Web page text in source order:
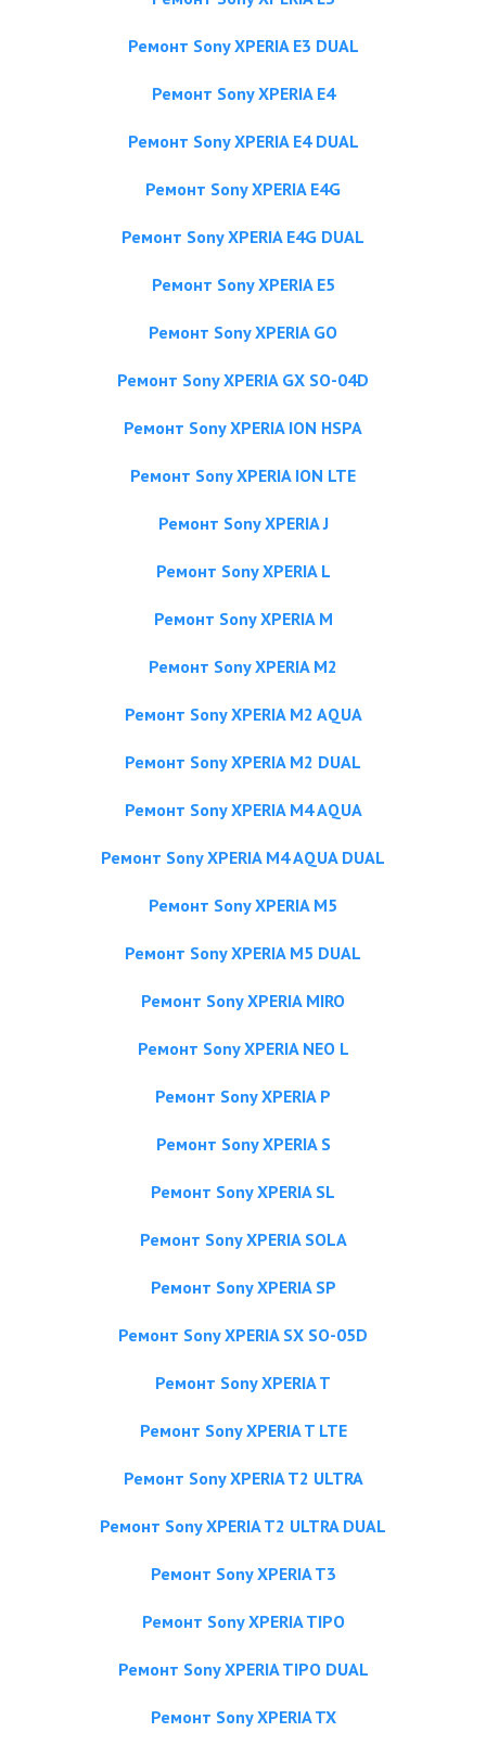
Ремонт Sony XPERIA E3 DUAL
Ремонт Sony XPERIA E4
Ремонт Sony XPERIA E4 DUAL
Ремонт Sony XPERIA E4G
Ремонт Sony XPERIA E4G DUAL
Ремонт Sony XPERIA E5
Ремонт Sony XPERIA GO
Ремонт Sony XPERIA GX SO-04D
Ремонт Sony XPERIA ION HSPA
Ремонт Sony XPERIA ION LTE
Ремонт Sony XPERIA J
Ремонт Sony XPERIA L
Ремонт Sony XPERIA M
Ремонт Sony XPERIA M2
Ремонт Sony XPERIA M2 AQUA
Ремонт Sony XPERIA M2 DUAL
Ремонт Sony XPERIA M4 AQUA
Ремонт Sony XPERIA M4 AQUA DUAL
Ремонт Sony XPERIA M5
Ремонт Sony XPERIA M5 DUAL
Ремонт Sony XPERIA MIRO
Ремонт Sony XPERIA NEO L
Ремонт Sony XPERIA P
Ремонт Sony XPERIA S
Ремонт Sony XPERIA SL
Ремонт Sony XPERIA SOLA
Ремонт Sony XPERIA SP
Ремонт Sony XPERIA SX SO-05D
Ремонт Sony XPERIA T
Ремонт Sony XPERIA T LTE
Ремонт Sony XPERIA T2 ULTRA
Ремонт Sony XPERIA T2 ULTRA DUAL
Ремонт Sony XPERIA T3
Ремонт Sony XPERIA TIPO
Ремонт Sony XPERIA TIPO DUAL
Ремонт Sony XPERIA TX